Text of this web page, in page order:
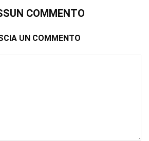
COMMENTO
UN COMMENTO